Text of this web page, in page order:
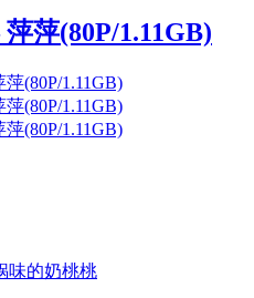
萍(80P/1.11GB)
味的奶桃桃